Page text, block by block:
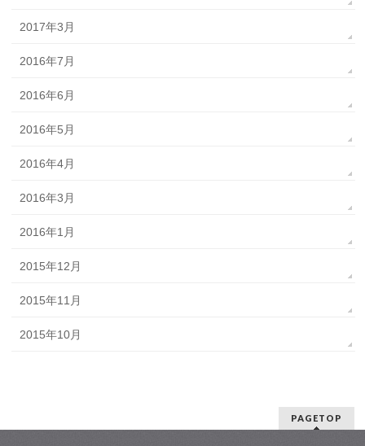
2017年3月
2016年7月
2016年6月
2016年5月
2016年4月
2016年3月
2016年1月
2015年12月
2015年11月
2015年10月
PAGETOP